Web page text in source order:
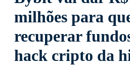
milhões para
recuperar
hack cripto da